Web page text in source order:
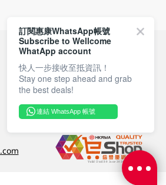
付款方式
關注我們
訂閱惠康WhatsApp帳號
Subscribe to Wellcome
WhatApp account
快人一步接收至抵資訊！
Stay one step ahead and grab
the best deals!
連結 WhatsApp 帳號